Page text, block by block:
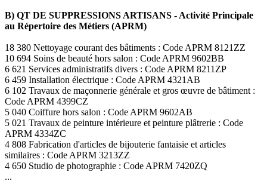
B) QT DE SUPPRESSIONS ARTISANS - Activité Principale
au Répertoire des Métiers (APRM)
18 380 Nettoyage courant des bâtiments : Code APRM 8121ZZ
10 694 Soins de beauté hors salon : Code APRM 9602BB
6 621 Services administratifs divers : Code APRM 8211ZP
6 459 Installation électrique : Code APRM 4321AB
6 102 Travaux de maçonnerie générale et gros œuvre de bâtiment :
Code APRM 4399CZ
5 040 Coiffure hors salon : Code APRM 9602AB
5 021 Travaux de peinture intérieure et peinture plâtrerie : Code
APRM 4334ZC
4 808 Fabrication d'articles de bijouterie fantaisie et articles
similaires : Code APRM 3213ZZ
4 650 Studio de photographie : Code APRM 7420ZQ
...